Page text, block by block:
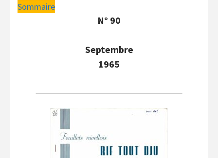
Sommaire
N° 90
Septembre
1965